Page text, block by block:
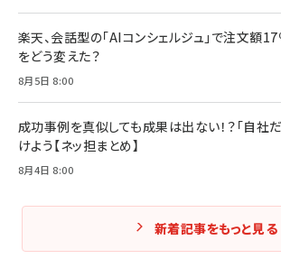
楽天、会話型の「AIコンシェルジュ」で注文額
をどう変えた？
8月5日 8:00
成功事例を真似しても成果は出ない！？「自社
けよう【ネッ担まとめ】
8月4日 8:00
新着記事をもっと見る